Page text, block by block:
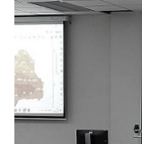
ค้นหา
สำหรับ: